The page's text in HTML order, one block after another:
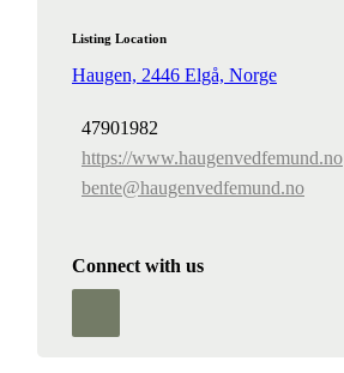
Listing Location
Haugen, 2446 Elgå, Norge
47901982
https://www.haugenvedfemund.no
bente@haugenvedfemund.no
Connect with us